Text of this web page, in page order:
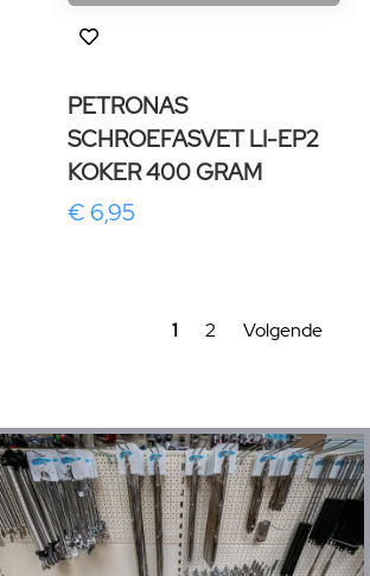
PETRONAS
SCHROEFASVET LI-EP2
KOKER 400 GRAM
€ 6,95
1 2 Volgende